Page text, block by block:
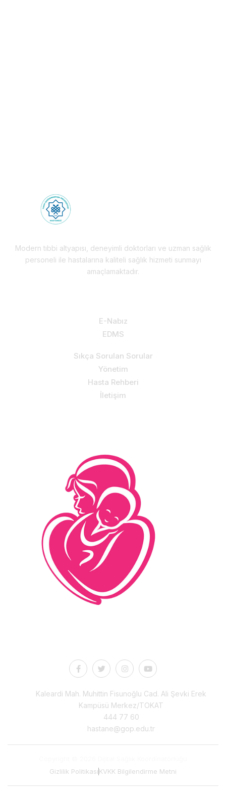
Modern tıbbi altyapısı, deneyimli doktorları ve uzman sağlık
personeli ile hastalarına kaliteli sağlık hizmeti sunmayı
amaçlamaktadır.
E-Nabız
EDMS
Sıkça Sorulan Sorular
Yönetim
Hasta Rehberi
İletişim
Kaleardi Mah. Muhittin Fisunoğlu Cad. Ali Şevki Erek
Kampüsü Merkez/TOKAT
444 77 60
hastane@gop.edu.tr
Gizlilik PolitikasıKVKK Bilgilendirme Metni